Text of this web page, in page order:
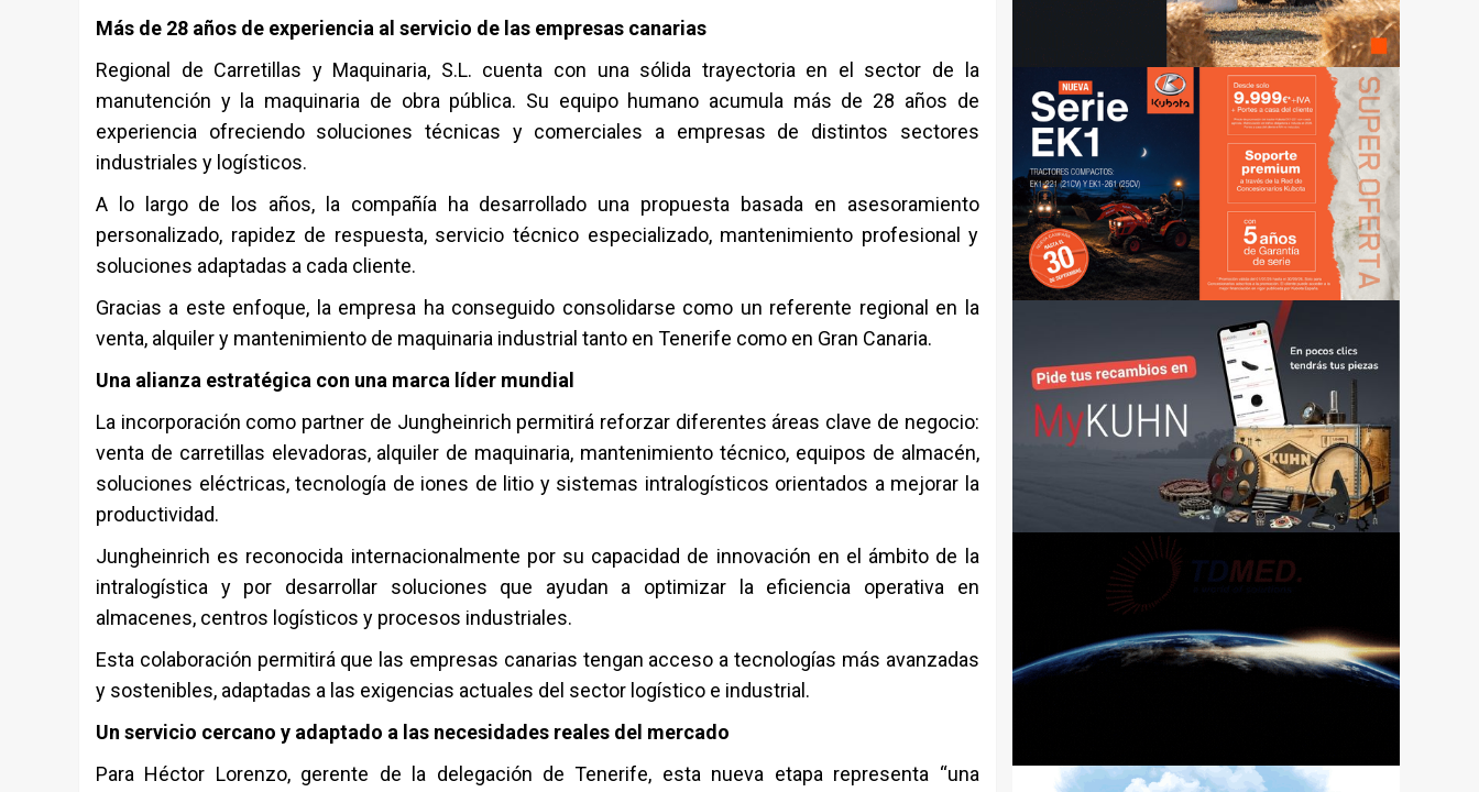
Más de 28 años de experiencia al servicio de las empresas canarias
Regional de Carretillas y Maquinaria, S.L. cuenta con una sólida trayectoria en el sector de la
manutención y la maquinaria de obra pública. Su equipo humano acumula más de 28 años de
experiencia ofreciendo soluciones técnicas y comerciales a empresas de distintos sectores
industriales y logísticos.
A lo largo de los años, la compañía ha desarrollado una propuesta basada en asesoramiento
personalizado, rapidez de respuesta, servicio técnico especializado, mantenimiento profesional y
soluciones adaptadas a cada cliente.
Gracias a este enfoque, la empresa ha conseguido consolidarse como un referente regional en la
venta, alquiler y mantenimiento de maquinaria industrial tanto en Tenerife como en Gran Canaria.
Una alianza estratégica con una marca líder mundial
La incorporación como partner de Jungheinrich permitirá reforzar diferentes áreas clave de negocio:
venta de carretillas elevadoras, alquiler de maquinaria, mantenimiento técnico, equipos de almacén,
soluciones eléctricas, tecnología de iones de litio y sistemas intralogísticos orientados a mejorar la
productividad.
Jungheinrich es reconocida internacionalmente por su capacidad de innovación en el ámbito de la
intralogística y por desarrollar soluciones que ayudan a optimizar la eficiencia operativa en
almacenes, centros logísticos y procesos industriales.
Esta colaboración permitirá que las empresas canarias tengan acceso a tecnologías más avanzadas
y sostenibles, adaptadas a las exigencias actuales del sector logístico e industrial.
Un servicio cercano y adaptado a las necesidades reales del mercado
Para Héctor Lorenzo, gerente de la delegación de Tenerife, esta nueva etapa representa “una